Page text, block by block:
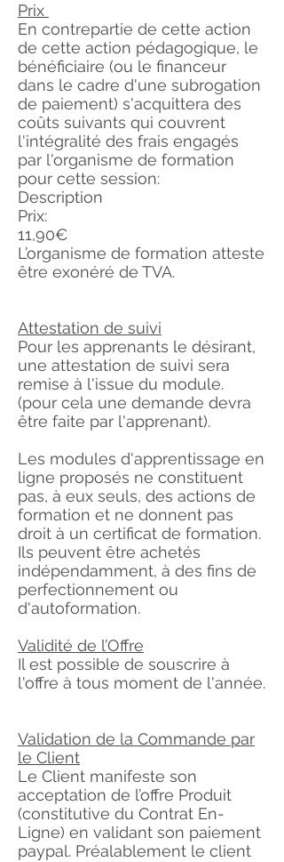
Prix
En contrepartie de cette action
de cette action pédagogique, le
bénéficiaire (ou le financeur
dans le cadre d'une subrogation
de paiement) s'acquittera des
coûts suivants qui couvrent
l'intégralité des frais engagés
par l'organisme de formation
pour cette session:
Description
Prix:
11,90€
L’organisme de formation atteste
être exonéré de TVA.
Attestation de suivi
Pour les apprenants le désirant,
une attestation de suivi sera
remise à l'issue du module.
(pour cela une demande devra
être faite par l'apprenant).
Les modules d'apprentissage en
ligne proposés ne constituent
pas, à eux seuls, des actions de
formation et ne donnent pas
droit à un certificat de formation.
Ils peuvent être achetés
indépendamment, à des fins de
perfectionnement ou
d'autoformation.
Validité de l’Offre
Il est possible de souscrire à
l'offre à tous moment de l'année.
Validation de la Commande par
le Client
Le Client manifeste son
acceptation de l’offre Produit
(constitutive du Contrat En-
Ligne) en validant son paiement
paypal. Préalablement le client